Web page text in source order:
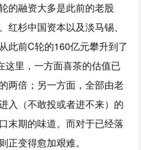
的融资大多是此前的老股
红杉中国资本以及淡马锡、
此前C轮的160亿元攀升到了
这里，一方面喜茶的估值已
两倍；另一方面，全部由老
入（不敢投或者进不来）的
末期的味道。而对于已经落
正变得愈加艰难。